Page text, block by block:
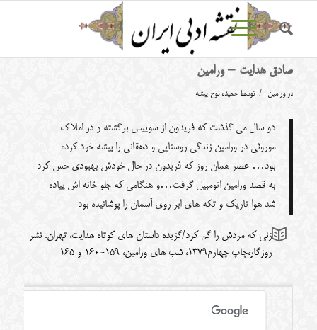
صادق هدایت – ورامین
درورامین / توسط حمیده نوح پیشه
دو سال می گذشت که فریدون از سوییس برگشته و در املاک
موروثی در ورامین زندگی روستایی و دهقانی را پیشه خود کرده
بود… عصر همان روز که فریدون در حال خودش بهبودی حس کرد
به قصد ورامین اتومبیل گرفت…و هنگامی که جلو خانه اش پیاده
شد هوا تاریک و تکه های ابر روی آسمان را پوشانیده بود
زنی که مردش را گم کرد/گزیده داستان های کوتاه هدایت، تهران: نشر
روزگار،چاپ چهارم1379، شب های ورامین، 159-160 و 165